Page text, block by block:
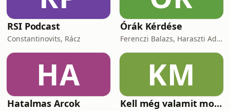
RSI Podcast
Constantinovits, Rácz
Órák Kérdése
Ferenczi Balazs, Haraszti Adam
HA
Hatalmas Arcok
KM
Kell még valamit mondanom, Ildikó?